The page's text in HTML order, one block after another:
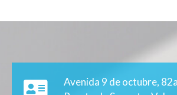
Avenida 9 de octubre,